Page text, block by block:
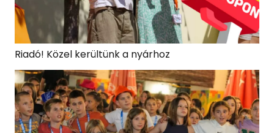
Riadó! Közel kerültünk a nyárhoz